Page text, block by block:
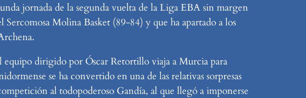
jornada de la segunda vuelta de la Liga EBA sin margen
Sercomosa Molina Basket (89-84) y que ha apartado a los
equipo dirigido por Óscar Retortillo viaja a Murcia para
se ha convertido en una de las relativas sorpresas
al todopoderoso Gandía, al que llegó a imponerse